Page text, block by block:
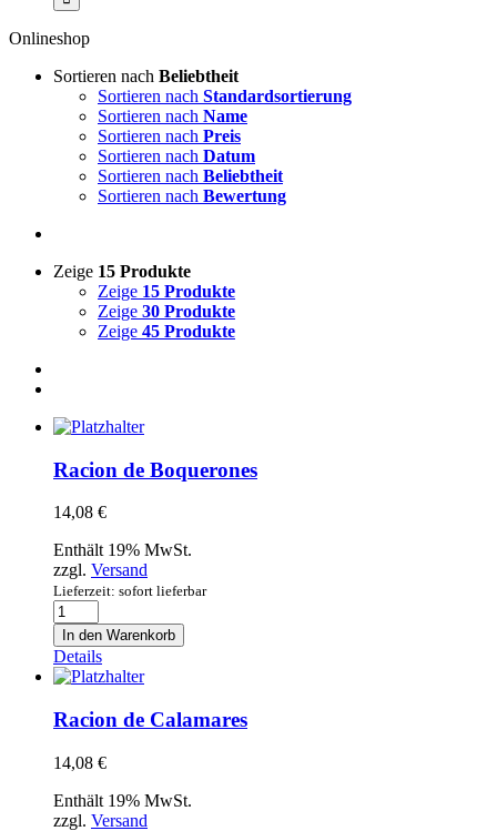
Onlineshop
Sortieren nach Beliebtheit
Sortieren nach Standardsortierung
Sortieren nach Name
Sortieren nach Preis
Sortieren nach Datum
Sortieren nach Beliebtheit
Sortieren nach Bewertung
Zeige 15 Produkte
Zeige 15 Produkte
Zeige 30 Produkte
Zeige 45 Produkte
Racion de Boquerones
14,08 €
Enthält 19% MwSt.
zzgl. Versand
Lieferzeit: sofort lieferbar
Racion
de
Boquerones
Menge
In den Warenkorb
Details
Racion de Calamares
14,08 €
Enthält 19% MwSt.
zzgl. Versand